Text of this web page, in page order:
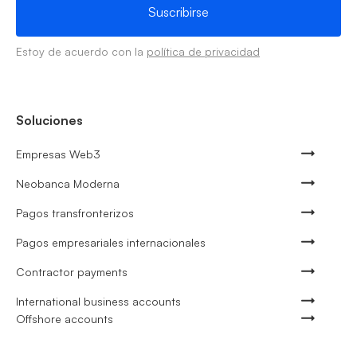
Estoy de acuerdo con la política de privacidad
Soluciones
Empresas Web3
Neobanca Moderna
Pagos transfronterizos
Pagos empresariales internacionales
Contractor payments
International business accounts
Offshore accounts